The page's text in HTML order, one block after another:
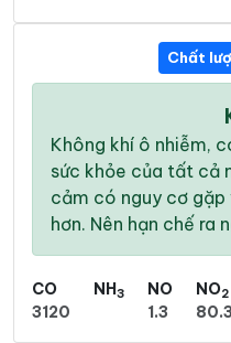
Chất
Không khí ô nhiễm,
sức khỏe của tất cả
cảm có nguy cơ
hơn. Nên hạn chế ra
CO
3120
NH3
NO
1.3
NO2
80.3